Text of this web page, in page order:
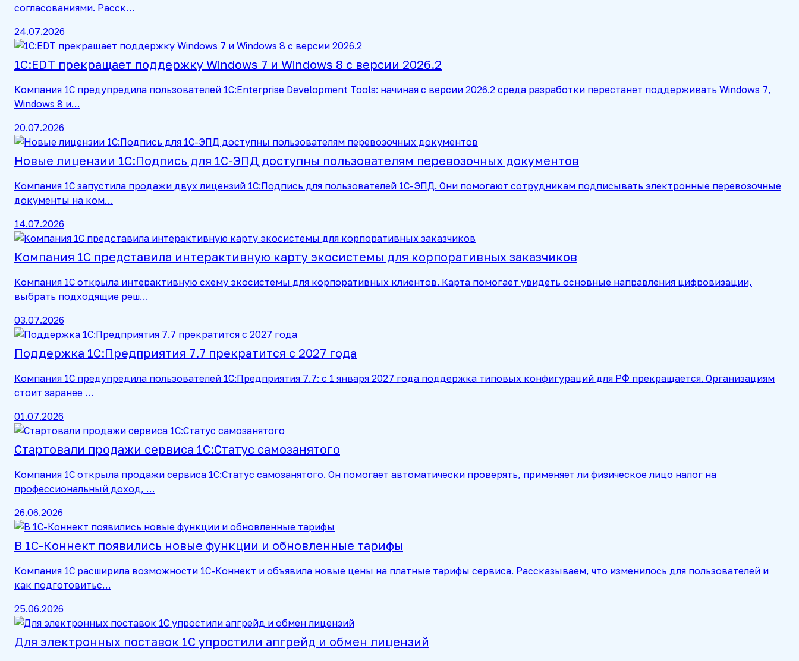
согласованиями. Расск…
24.07.2026
1С:EDT прекращает поддержку Windows 7 и Windows 8 с версии 2026.2
Компания 1С предупредила пользователей 1C:Enterprise Development Tools: начиная с версии 2026.2 среда разработки перестанет поддерживать Windows 7,
Windows 8 и…
20.07.2026
Новые лицензии 1С:Подпись для 1С-ЭПД доступны пользователям перевозочных документов
Компания 1С запустила продажи двух лицензий 1С:Подпись для пользователей 1С-ЭПД. Они помогают сотрудникам подписывать электронные перевозочные
документы на ком…
14.07.2026
Компания 1С представила интерактивную карту экосистемы для корпоративных заказчиков
Компания 1С открыла интерактивную схему экосистемы для корпоративных клиентов. Карта помогает увидеть основные направления цифровизации,
выбрать подходящие реш…
03.07.2026
Поддержка 1С:Предприятия 7.7 прекратится с 2027 года
Компания 1С предупредила пользователей 1С:Предприятия 7.7: с 1 января 2027 года поддержка типовых конфигураций для РФ прекращается. Организациям
стоит заранее …
01.07.2026
Стартовали продажи сервиса 1С:Статус самозанятого
Компания 1С открыла продажи сервиса 1С:Статус самозанятого. Он помогает автоматически проверять, применяет ли физическое лицо налог на
профессиональный доход, …
26.06.2026
В 1С-Коннект появились новые функции и обновленные тарифы
Компания 1С расширила возможности 1С-Коннект и объявила новые цены на платные тарифы сервиса. Рассказываем, что изменилось для пользователей и
как подготовитьс…
25.06.2026
Для электронных поставок 1С упростили апгрейд и обмен лицензий